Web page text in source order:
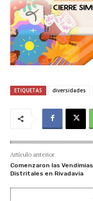
ETIQUETAS diversidades
Artículo anterior
Comenzaron las Vendimias
Distritales en Rivadavia